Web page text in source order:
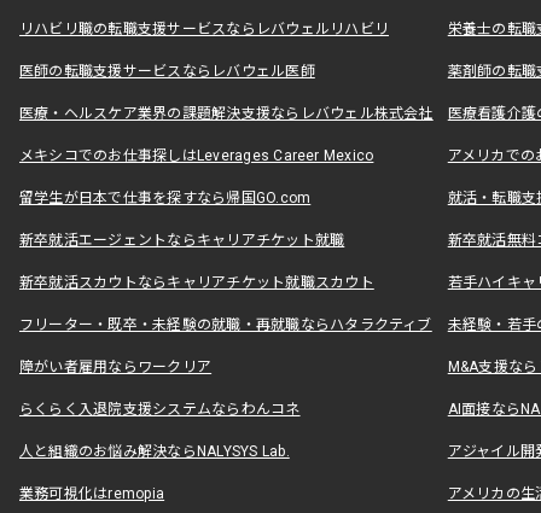
リハビリ職の転職支援サービスならレバウェルリハビリ 栄養士の転
医師の転職支援サービスならレバウェル医師 薬剤師の転
医療・ヘルスケア業界の課題解決支援ならレバウェル株式会社 医療看護介
メキシコでのお仕事探しはLeverages Career Mexico アメリカで
留学生が日本で仕事を探すなら帰国GO.com 就活・転職
新卒就活エージェントならキャリアチケット就職 新卒就活無料
新卒就活スカウトならキャリアチケット就職スカウト 若手ハイキ
フリーター・既卒・未経験の就職・再就職ならハタラクティブ 未経験・若手
障がい者雇用ならワークリア M&A支援な
らくらく入退院支援システムならわんコネ AI面接なら
人と組織のお悩み解決ならNALYSYS Lab. アジャイル
業務可視化はremopia アメリカの